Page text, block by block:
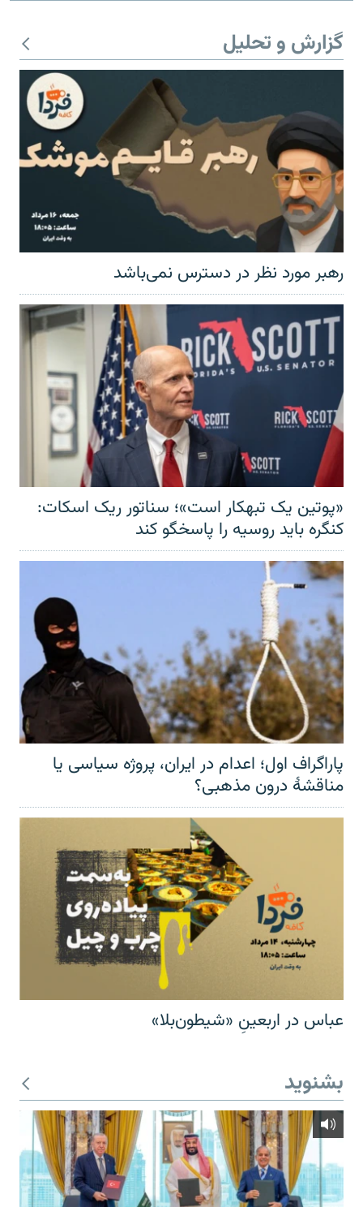
گزارش و تحلیل
رهبر مورد نظر در دسترس نمی‌باشد
«پوتین یک تبهکار است»؛ سناتور ریک اسکات:
کنگره باید روسیه را پاسخگو کند
پاراگراف اول؛ اعدام در ایران، پروژه سیاسی یا
مناقشهٔ درون مذهبی؟
عباس در اربعینِ «شیطون‌بلا»
بشنوید